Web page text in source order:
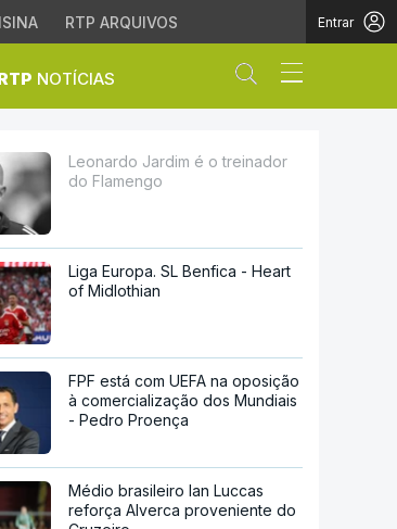
RTP ARQUIVOS Entrar
NOTÍCIAS Abrir campo
Leonardo Jardim é o treinador
do Flamengo
Liga Europa. SL Benfica - Heart
of Midlothian
FPF está com UEFA na oposição
à comercialização dos Mundiais
- Pedro Proença
Médio brasileiro Ian Luccas
reforça Alverca proveniente do